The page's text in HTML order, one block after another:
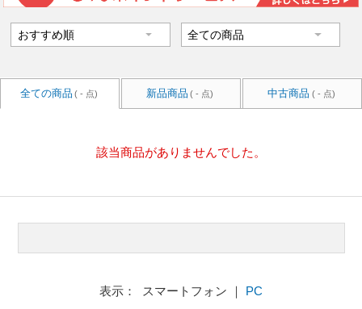
全ての商品 ( - 点) 新品商品 ( - 点) 中古商品 ( - 点)
該当商品がありませんでした。
表示： スマートフォン ｜ PC